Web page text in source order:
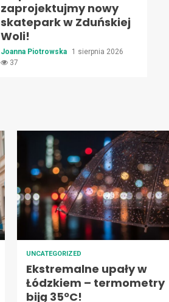
zaprojektujmy nowy
skatepark w Zduńskiej
Woli!
Joanna Piotrowska
1 sierpnia 2026
37
UNCATEGORIZED
Ekstremalne upały w
Łódzkiem – termometry
biją 35ºC!